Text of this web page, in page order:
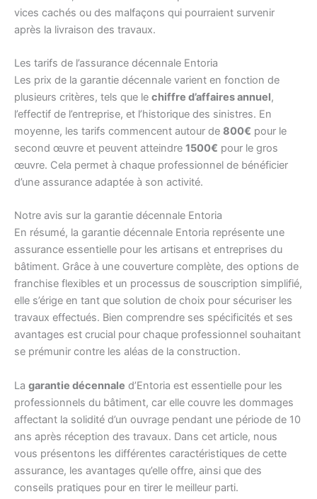
vices cachés ou des malfaçons qui pourraient survenir
après la livraison des travaux.
Les tarifs de l’assurance décennale Entoria
Les prix de la garantie décennale varient en fonction de
plusieurs critères, tels que le chiffre d’affaires annuel,
l’effectif de l’entreprise, et l’historique des sinistres. En
moyenne, les tarifs commencent autour de 800€ pour le
second œuvre et peuvent atteindre 1500€ pour le gros
œuvre. Cela permet à chaque professionnel de bénéficier
d’une assurance adaptée à son activité.
Notre avis sur la garantie décennale Entoria
En résumé, la garantie décennale Entoria représente une
assurance essentielle pour les artisans et entreprises du
bâtiment. Grâce à une couverture complète, des options de
franchise flexibles et un processus de souscription simplifié,
elle s’érige en tant que solution de choix pour sécuriser les
travaux effectués. Bien comprendre ses spécificités et ses
avantages est crucial pour chaque professionnel souhaitant
se prémunir contre les aléas de la construction.
La garantie décennale d’Entoria est essentielle pour les
professionnels du bâtiment, car elle couvre les dommages
affectant la solidité d’un ouvrage pendant une période de 10
ans après réception des travaux. Dans cet article, nous
vous présentons les différentes caractéristiques de cette
assurance, les avantages qu’elle offre, ainsi que des
conseils pratiques pour en tirer le meilleur parti.